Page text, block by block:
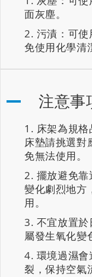
面灰塵。
污漬：可
免使用化學清
注意事
床架為規
床墊請挑選對
免無法使用。
擺放避免
變化劇烈地方
用。
不宜放置
屬發生氧化變
環境過濕
裂，保持空氣